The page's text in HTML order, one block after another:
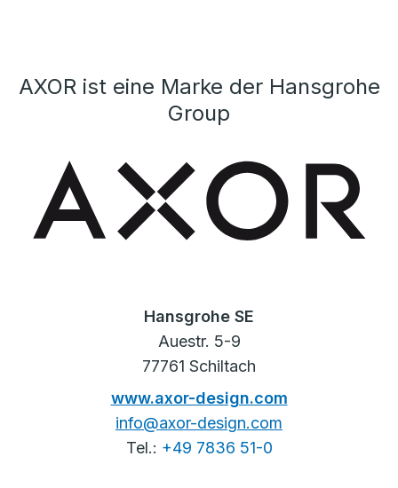
AXOR ist eine Marke der Hansgrohe
Group
Hansgrohe SE
Auestr. 5-9
77761 Schiltach
www.axor-design.com
info@axor-design.com
Tel.: +49 7836 51-0